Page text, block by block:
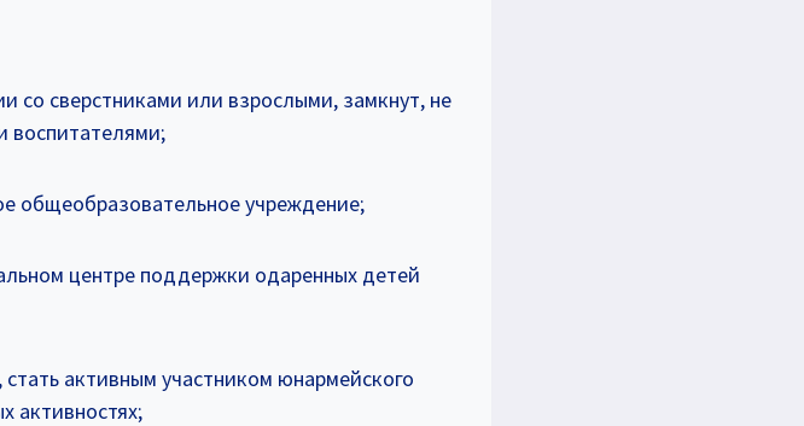
со сверстниками или взрослыми, замкнут, не
воспитателями;
общеобразовательное учреждение;
центре поддержки одаренных детей
активным участником юнармейского
активностях;